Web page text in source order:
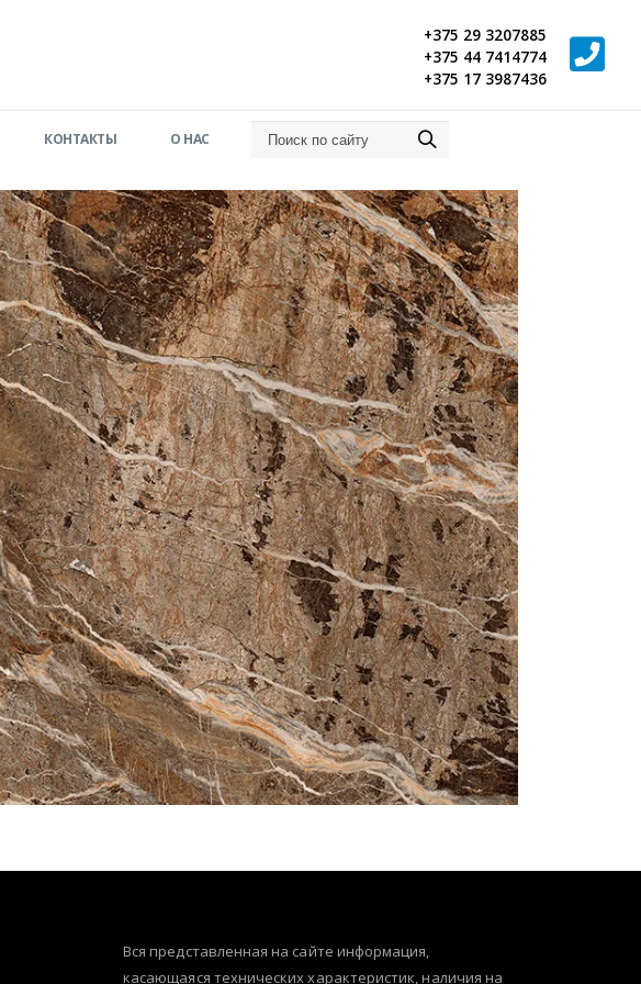
+375 29 3207885
+375 44 7414774
+375 17 3987436
КОНТАКТЫ О НАС
Вся представленная на сайте информация,
касающаяся технических характеристик, наличия на